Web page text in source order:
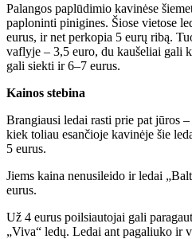
Palangos paplūdimio kavinėse
paploninti pinigines. Šiose vietose
eurus, ir net perkopia 5 eurų ribą.
vaflyje – 3,5 euro, du kaušeliai gali
gali siekti ir 6–7 eurus.
Kainos stebina
Brangiausi ledai rasti prie pat jūros
kiek toliau esančioje kavinėje šie
5 eurus.
Jiems kaina nenusileido ir ledai
eurus.
Už 4 eurus poilsiautojai gali
„Viva“ ledų. Ledai ant pagaliuko ir